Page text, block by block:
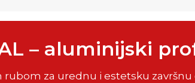
– aluminijski
za urednu i estetsku